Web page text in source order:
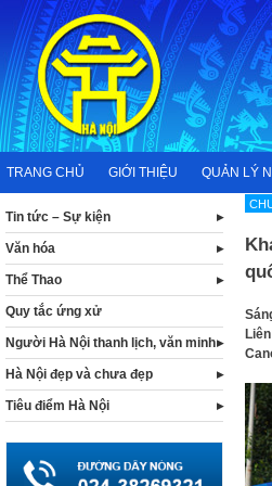
content
TRANG CHỦ GIỚI THIỆU QUẢN LÝ
Tin tức – Sự kiện
Văn hóa
Thể Thao
Quy tắc ứng xử
Người Hà Nội thanh lịch, văn minh
Hà Nội đẹp và chưa đẹp
Tiêu điểm Hà Nội